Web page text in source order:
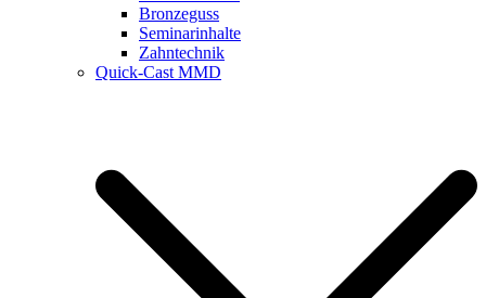
Bronzeguss
Seminarinhalte
Zahntechnik
Quick-Cast MMD